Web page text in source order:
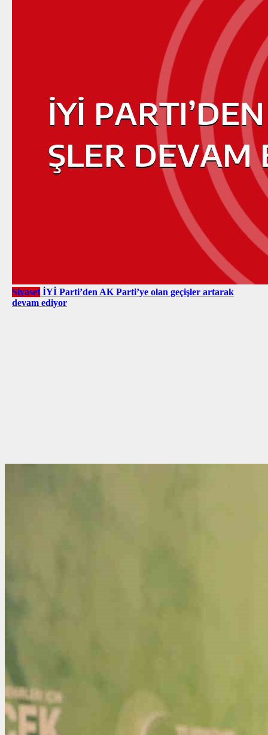
Siyaset İYİ Parti’den AK Parti’ye olan geçişler artarak
devam ediyor